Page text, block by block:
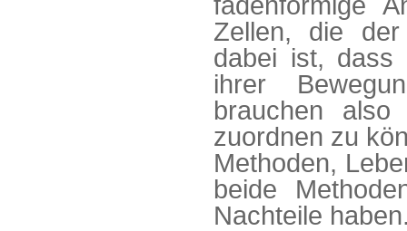
Zellen, die der
dabei ist, dass
ihrer
brauchen
zuordnen zu
Methoden,
beide
Nachteile